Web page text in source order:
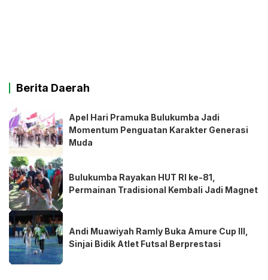
Berita Daerah
Apel Hari Pramuka Bulukumba Jadi
Momentum Penguatan Karakter Generasi
Muda
Bulukumba Rayakan HUT RI ke-81,
Permainan Tradisional Kembali Jadi Magnet
Andi Muawiyah Ramly Buka Amure Cup III,
Sinjai Bidik Atlet Futsal Berprestasi